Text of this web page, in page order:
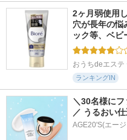
2ヶ月弱使用
穴が長年の悩
ック等、ベ
おうちdeエステ
ランキングIN
＼30名様に
／ うるおい
AGE20'S(エー